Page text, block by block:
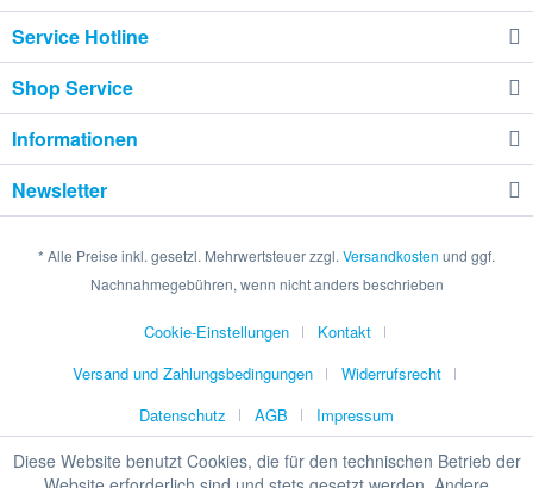
Service Hotline
Shop Service
Informationen
Newsletter
* Alle Preise inkl. gesetzl. Mehrwertsteuer zzgl. Versandkosten und ggf.
Nachnahmegebühren, wenn nicht anders beschrieben
Cookie-Einstellungen
Kontakt
Versand und Zahlungsbedingungen
Widerrufsrecht
Datenschutz
AGB Impressum
Diese Website benutzt Cookies, die für den technischen Betrieb der